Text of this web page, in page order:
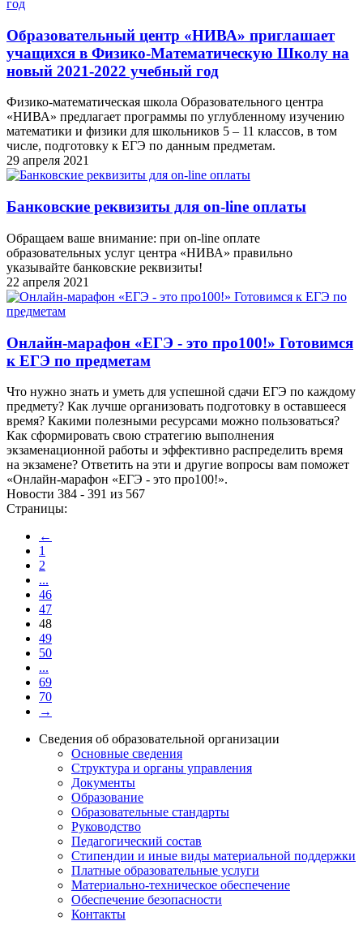
Образовательный центр «НИВА» приглашает
учащихся в Физико-Математическую Школу на
новый 2021-2022 учебный год
Физико-математическая школа Образовательного центра
«НИВА» предлагает программы по углубленному изучению
математики и физики для школьников 5 – 11 классов, в том
числе, подготовку к ЕГЭ по данным предметам.
29 апреля 2021
Банковские реквизиты для on-line оплаты
Обращаем ваше внимание: при on-line оплате
образовательных услуг центра «НИВА» правильно
указывайте банковские реквизиты!
22 апреля 2021
Онлайн-марафон «ЕГЭ - это про100!» Готовимся
к ЕГЭ по предметам
Что нужно знать и уметь для успешной сдачи ЕГЭ по каждому
предмету? Как лучше организовать подготовку в оставшееся
время? Какими полезными ресурсами можно пользоваться?
Как сформировать свою стратегию выполнения
экзаменационной работы и эффективно распределить время
на экзамене? Ответить на эти и другие вопросы вам поможет
«Онлайн-марафон «ЕГЭ - это про100!».
Новости 384 - 391 из 567
Страницы:
←
1
2
...
46
47
48
49
50
...
69
70
→
Сведения об образовательной организации
Основные сведения
Структура и органы управления
Документы
Образование
Образовательные стандарты
Руководство
Педагогический состав
Стипендии и иные виды материальной поддержки
Платные образовательные услуги
Материально-техническое обеспечение
Обеспечение безопасности
Контакты